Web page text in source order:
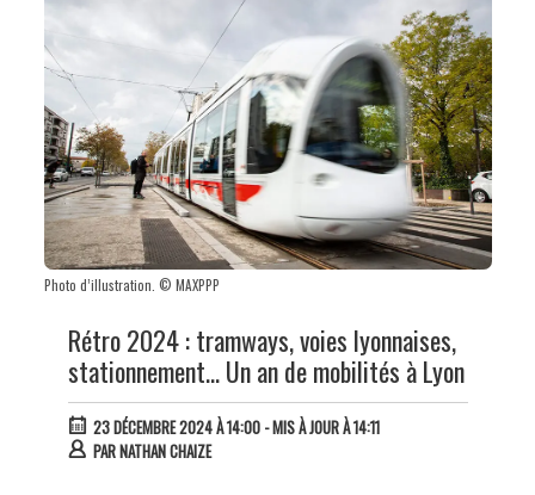
Photo d’illustration. © MAXPPP
Rétro 2024 : tramways, voies lyonnaises,
stationnement... Un an de mobilités à Lyon
23 DÉCEMBRE 2024 À 14:00- MIS À JOUR À 14:11
PARNATHAN CHAIZE